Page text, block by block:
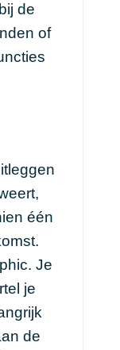
de
of
één
Je
je
de